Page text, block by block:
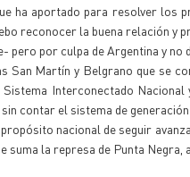
ha aportado para resolver los
reconocer la buena relación y
por culpa de Argentina y no
San Martín y Belgrano que se
Interconectado
contar el sistema de generación
nacional de seguir
la represa de Punta Negra,